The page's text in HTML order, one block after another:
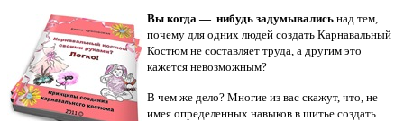
Вы когда — нибудь задумывались над тем,
почему для одних людей создать Карнавальный
Костюм не составляет труда, а другим это
кажется невозможным?
В чем же дело? Многие из вас скажут, что, не
имея определенных навыков в шитье создать